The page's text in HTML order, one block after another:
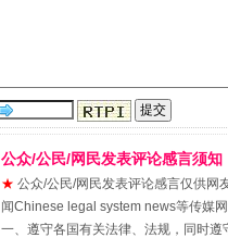
公众/公民/网民发表评论感言须知
★ 公众/公民/网民发表评论感言仅供
闻Chinese legal system news等传媒
一、遵守各国有关法律、法规，同时遵